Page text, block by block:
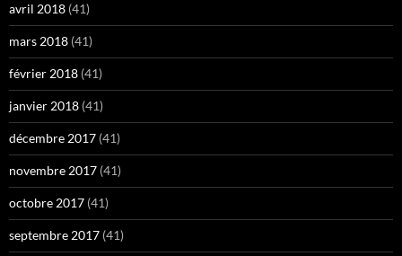
avril 2018 (41)
mars 2018 (41)
février 2018 (41)
janvier 2018 (41)
décembre 2017 (41)
novembre 2017 (41)
octobre 2017 (41)
septembre 2017 (41)